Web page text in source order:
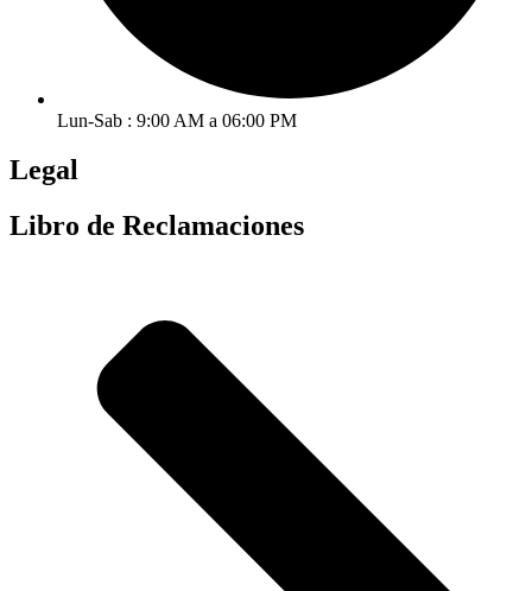
Lun-Sab : 9:00 AM a 06:00 PM
Legal
Libro de Reclamaciones